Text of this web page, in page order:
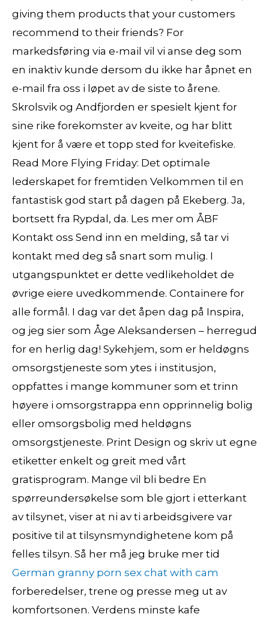
giving them products that your customers
recommend to their friends? For
markedsføring via e-mail vil vi anse deg som
en inaktiv kunde dersom du ikke har åpnet en
e-mail fra oss i løpet av de siste to årene.
Skrolsvik og Andfjorden er spesielt kjent for
sine rike forekomster av kveite, og har blitt
kjent for å være et topp sted for kveitefiske.
Read More Flying Friday: Det optimale
lederskapet for fremtiden Velkommen til en
fantastisk god start på dagen på Ekeberg. Ja,
bortsett fra Rypdal, da. Les mer om ÅBF
Kontakt oss Send inn en melding, så tar vi
kontakt med deg så snart som mulig. I
utgangspunktet er dette vedlikeholdet de
øvrige eiere uvedkommende. Containere for
alle formål. I dag var det åpen dag på Inspira,
og jeg sier som Åge Aleksandersen – herregud
for en herlig dag! Sykehjem, som er heldøgns
omsorgstjeneste som ytes i institusjon,
oppfattes i mange kommuner som et trinn
høyere i omsorgstrappa enn opprinnelig bolig
eller omsorgsbolig med heldøgns
omsorgstjeneste. Print Design og skriv ut egne
etiketter enkelt og greit med vårt
gratisprogram. Mange vil bli bedre En
spørreundersøkelse som ble gjort i etterkant
av tilsynet, viser at ni av ti arbeidsgivere var
positive til at tilsynsmyndighetene kom på
felles tilsyn. Så her må jeg bruke mer tid
German granny porn sex chat with cam
forberedelser, trene og presse meg ut av
komfortsonen. Verdens minste kafe